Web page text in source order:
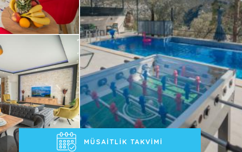
MÜSAITLIK TAKVIMI